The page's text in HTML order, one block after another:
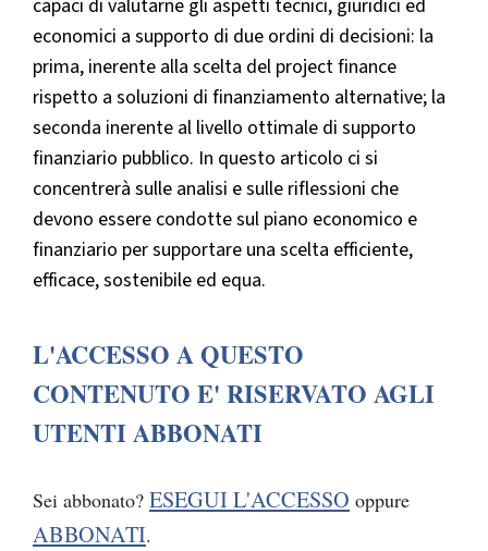
capaci di valutarne gli aspetti tecnici, giuridici ed
economici a supporto di due ordini di decisioni: la
prima, inerente alla scelta del project finance
rispetto a soluzioni di finanziamento alternative; la
seconda inerente al livello ottimale di supporto
finanziario pubblico. In questo articolo ci si
concentrerà sulle analisi e sulle riflessioni che
devono essere condotte sul piano economico e
finanziario per supportare una scelta efficiente,
efficace, sostenibile ed equa.
L'ACCESSO A QUESTO
CONTENUTO E' RISERVATO AGLI
UTENTI ABBONATI
Sei abbonato? ESEGUI L'ACCESSO oppure
ABBONATI.